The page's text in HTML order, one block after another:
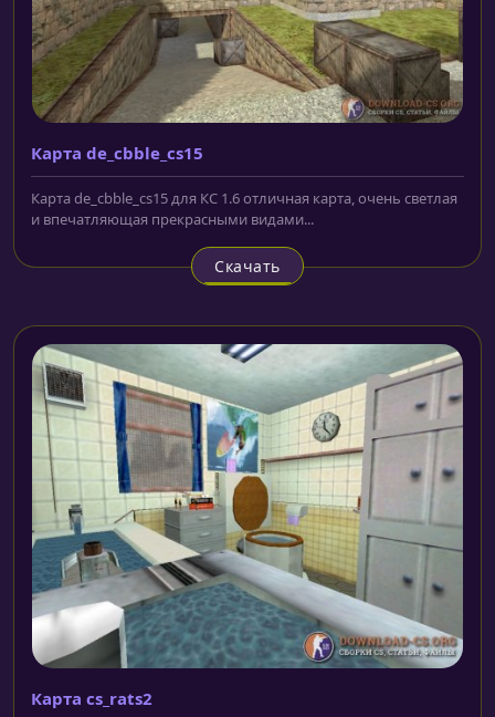
Карта de_cbble_cs15
Карта de_cbble_cs15 для КС 1.6 отличная карта, очень светлая
и впечатляющая прекрасными видами...
Скачать
Карта cs_rats2